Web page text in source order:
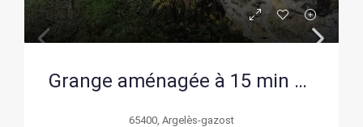
Grange aménagée à 15 min d’Argelès-Gazost – Idéal usage occasionnel
65400, Argelès-gazost